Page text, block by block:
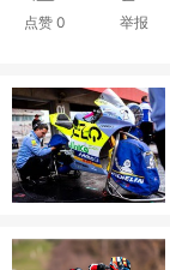
点赞 0 举报